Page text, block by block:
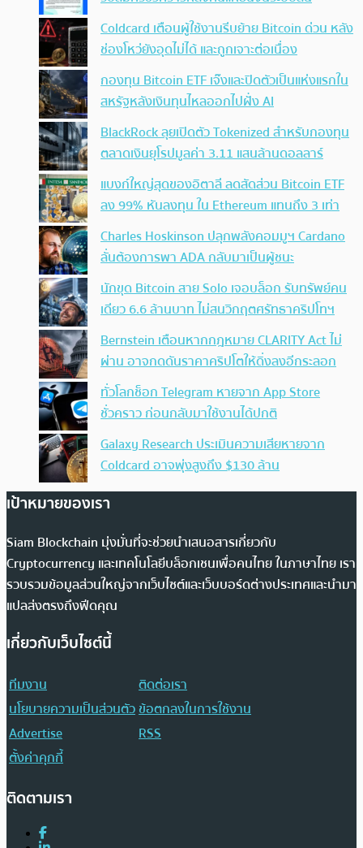
Coldcard เตือนผู้ใช้งานรีบย้าย Bitcoin ด่วน หลัง
ช่องโหว่ยังอุดไม่ได้ และถูกเจาะต่อเนื่อง
กองทุน Bitcoin ETF เจ๊งและปิดตัวเป็นแห่งแรกใน
สหรัฐหลังเงินทุนไหลออกไปฝั่ง AI
BlackRock ลุยเปิดตัว Tokenized สำหรับกองทุน
ตลาดเงินยุโรปมูลค่า 3.11 แสนล้านดอลลาร์
แบงก์ใหญ่สุดของอิตาลี ลดสัดส่วน Bitcoin ETF
ลง 99% หันลงทุน ใน Ethereum แทนถึง 3 เท่า
Charles Hoskinson ปลุกพลังคอมมูฯ Cardano
ลั่นต้องการพา ADA กลับมาเป็นผู้ชนะ
นักขุด Bitcoin สาย Solo เจอบล็อก รับทรัพย์คน
เดียว 6.6 ล้านบาท ไม่สนวิกฤตศรัทธาคริปโทฯ
Bernstein เตือนหากกฎหมาย CLARITY Act ไม่
ผ่าน อาจกดดันราคาคริปโตให้ดิ่งลงอีกระลอก
ทั่วโลกช็อก Telegram หายจาก App Store
ชั่วคราว ก่อนกลับมาใช้งานได้ปกติ
Galaxy Research ประเมินความเสียหายจาก
Coldcard อาจพุ่งสูงถึง $130 ล้าน
เป้าหมายของเรา
Siam Blockchain มุ่งมั่นที่จะช่วยนำเสนอสารเกี่ยวกับ
Cryptocurrency และเทคโนโลยีบล็อกเชนเพื่อคนไทย ในภาษาไทย เรา
รวบรวมข้อมูลส่วนใหญ่จากเว็บไซต์และเว็บบอร์ดต่างประเทศและนำมา
แปลส่งตรงถึงฟีดคุณ
เกี่ยวกับเว็บไซต์นี้
ทีมงาน
ติดต่อเรา
นโยบายความเป็นส่วนตัวข้อตกลงในการใช้งาน
Advertise
RSS
ตั้งค่าคุกกี้
ติดตามเรา